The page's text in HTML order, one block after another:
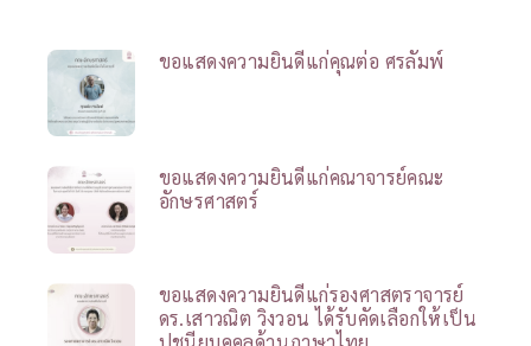
ขอแสดงความยินดีแก่คุณต่อ ศรลัมพ์
ขอแสดงความยินดีแก่คณาจารย์คณะ
อักษรศาสตร์
ขอแสดงความยินดีแก่รองศาสตราจารย์
ดร.เสาวณิต วิงวอน ได้รับคัดเลือกให้เป็น